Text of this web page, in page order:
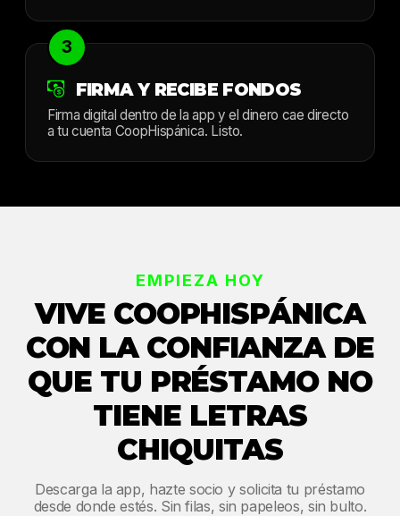
3
FIRMA Y RECIBE FONDOS
Firma digital dentro de la app y el dinero cae directo
a tu cuenta CoopHispánica. Listo.
EMPIEZA HOY
VIVE COOPHISPÁNICA
CON LA CONFIANZA DE
QUE TU PRÉSTAMO NO
TIENE LETRAS
CHIQUITAS
Descarga la app, hazte socio y solicita tu préstamo
desde donde estés. Sin filas, sin papeleos, sin bulto.